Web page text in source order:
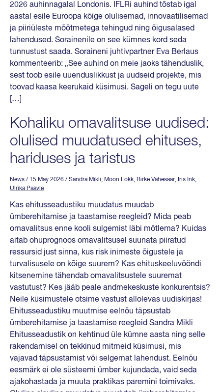
2026 auhinnagalal Londonis. IFLRi auhind tõstab igal
aastal esile Euroopa kõige olulisemad, innovaatilisemad
ja piiriüleste mõõtmetega tehingud ning õigusalased
lahendused. Sorainenile on see kümnes kord seda
tunnustust saada. Soraineni juhtivpartner Eva Berlaus
kommenteerib: „See auhind on meie jaoks tähenduslik,
sest toob esile uuenduslikkust ja uudseid projekte, mis
toovad kaasa keerukaid küsimusi. Sageli on tegu uute
[…]
Kohaliku omavalitsuse uudised:
olulised muudatused ehituses,
hariduses ja taristus
News / 15 May 2026 / Sandra Mikli, Moon Lokk, Birke Vahesaar, Iris Ink,
Ulrika Paavle
Kas ehitusseadustiku muudatus muudab
ümberehitamise ja taastamise reegleid? Mida peab
omavalitsus enne kooli sulgemist läbi mõtlema? Kuidas
aitab ohuprognoos omavalitsusel suunata piiratud
ressursid just sinna, kus risk inimeste õigustele ja
turvalisusele on kõige suurem? Kas ehituskeeluvööndi
kitsenemine tähendab omavalitsustele suuremat
vastutust? Kes jääb peale andmekeskuste konkurentsis?
Neile küsimustele otsime vastust allolevas uudiskirjas!
Ehitusseadustiku muutmise eelnõu täpsustab
ümberehitamise ja taastamise reegleid Sandra Mikli
Ehitusseadustik on kehtinud üle kümne aasta ning selle
rakendamisel on tekkinud mitmeid küsimusi, mis
vajavad täpsustamist või selgemat lahendust. Eelnõu
eesmärk ei ole süsteemi ümber kujundada, vaid seda
ajakohastada ja muuta praktikas paremini toimivaks.